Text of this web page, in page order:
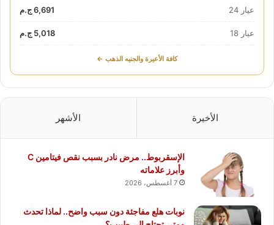
عيار 24 6,691 ج.م
عيار 18 5,018 ج.م
كافة الأعيرة والجنيه الذهب ←
الأخيرة الأشهر
الإسقربوط.. مرض نادر بسبب نقص فيتامين C
وأبرز علاماته
7 أغسطس، 2026
نوبات هلع مفاجئة دون سبب واضح.. لماذا تحدث